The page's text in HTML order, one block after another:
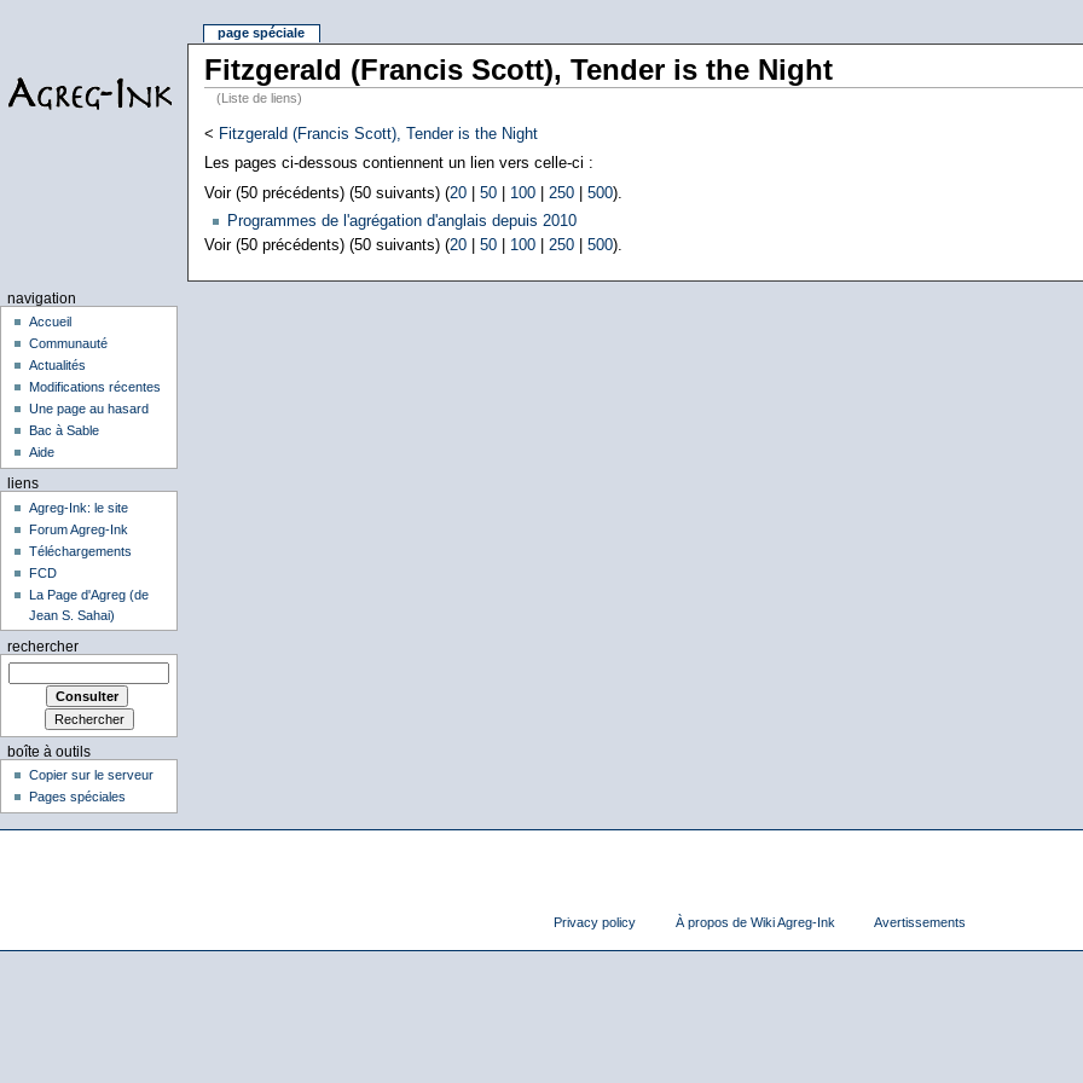
Fitzgerald (Francis Scott), Tender is the Night
(Liste de liens)
< Fitzgerald (Francis Scott), Tender is the Night
Les pages ci-dessous contiennent un lien vers celle-ci :
Voir (50 précédents) (50 suivants) (20| 50| 100| 250| 500).
Programmes de l'agrégation d'anglais depuis 2010
Voir (50 précédents) (50 suivants) (20| 50| 100| 250| 500).
page spéciale
navigation
Accueil
Communauté
Actualités
Modifications récentes
Une page au hasard
Bac à Sable
Aide
liens
Agreg-Ink: le site
Forum Agreg-Ink
Téléchargements
FCD
La Page d'Agreg (de
Jean S. Sahai)
rechercher
boîte à outils
Copier sur le serveur
Pages spéciales
Privacy policy À propos de Wiki Agreg-Ink Avertissements